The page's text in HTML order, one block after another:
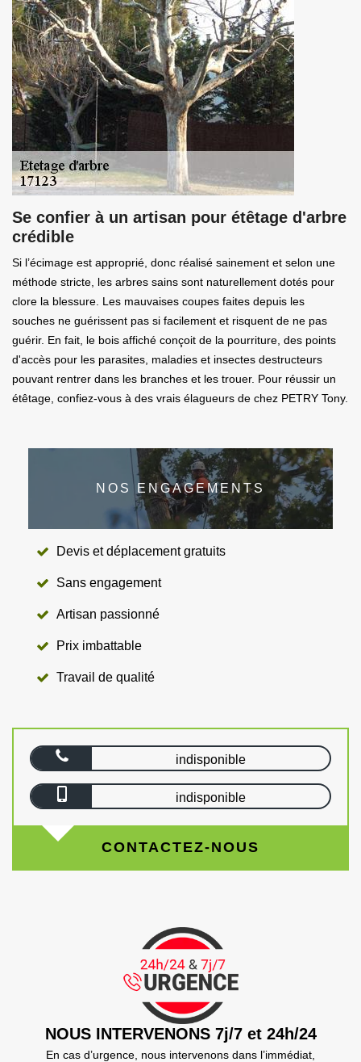
Se confier à un artisan pour étêtage d'arbre
crédible
Si l’écimage est approprié, donc réalisé sainement et selon une
méthode stricte, les arbres sains sont naturellement dotés pour
clore la blessure. Les mauvaises coupes faites depuis les
souches ne guérissent pas si facilement et risquent de ne pas
guérir. En fait, le bois affiché conçoit de la pourriture, des points
d'accès pour les parasites, maladies et insectes destructeurs
pouvant rentrer dans les branches et les trouer. Pour réussir un
étêtage, confiez-vous à des vrais élagueurs de chez PETRY Tony.
NOS ENGAGEMENTS
Devis et déplacement gratuits
Sans engagement
Artisan passionné
Prix imbattable
Travail de qualité
indisponible
indisponible
CONTACTEZ-NOUS
NOUS INTERVENONS 7j/7 et 24h/24
En cas d’urgence, nous intervenons dans l’immédiat,